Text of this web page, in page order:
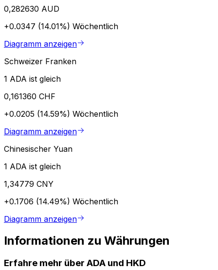
0,282630 AUD
+0.0347 (14.01%) Wöchentlich
Diagramm anzeigen
Schweizer Franken
1 ADA ist gleich
0,161360 CHF
+0.0205 (14.59%) Wöchentlich
Diagramm anzeigen
Chinesischer Yuan
1 ADA ist gleich
1,34779 CNY
+0.1706 (14.49%) Wöchentlich
Diagramm anzeigen
Informationen zu Währungen
Erfahre mehr über ADA und HKD